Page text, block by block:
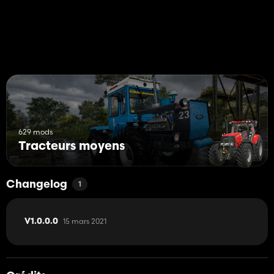
629 mods
Tracteurs moyens
Changelog 1
V1.0.0.0 15 mars 2021